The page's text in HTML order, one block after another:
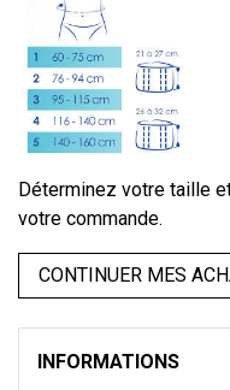
Déterminez votre taille
votre commande.
CONTINUER MES
INFORMATIONS